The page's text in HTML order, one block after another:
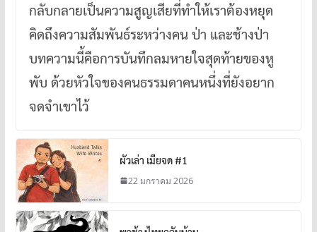
กลับกลายเป็นความสูญเสียที่ทำให้เราต้องหยุด
คิดถึงความสัมพันธ์ระหว่างคน ป่า และช้างป่า
บทความนี้คือการบันทึกลมหายใจสุดท้ายของหู
พับ ด้วยหัวใจของคนธรรมดาคนหนึ่งที่ยังอยาก
จดจำเขาไว้
ผัวเล่า เมียจด #1
22 มกราคม 2026